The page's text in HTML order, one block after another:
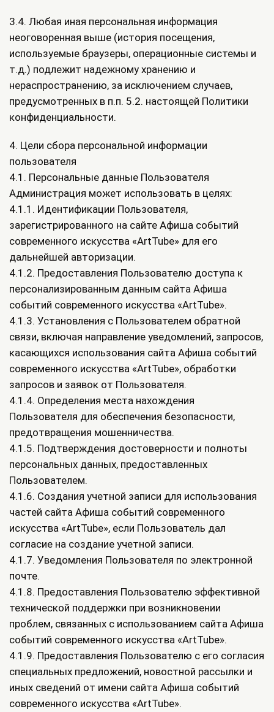
3.4. Любая иная персональная информация
неоговоренная выше (история посещения,
используемые браузеры, операционные системы и
т.д.) подлежит надежному хранению и
нераспространению, за исключением случаев,
предусмотренных в п.п. 5.2. настоящей Политики
конфиденциальности.
4. Цели сбора персональной информации
пользователя
4.1. Персональные данные Пользователя
Администрация может использовать в целях:
4.1.1. Идентификации Пользователя,
зарегистрированного на сайте Афиша событий
современного искусства «ArtTube» для его
дальнейшей авторизации.
4.1.2. Предоставления Пользователю доступа к
персонализированным данным сайта Афиша
событий современного искусства «ArtTube».
4.1.3. Установления с Пользователем обратной
связи, включая направление уведомлений, запросов,
касающихся использования сайта Афиша событий
современного искусства «ArtTube», обработки
запросов и заявок от Пользователя.
4.1.4. Определения места нахождения
Пользователя для обеспечения безопасности,
предотвращения мошенничества.
4.1.5. Подтверждения достоверности и полноты
персональных данных, предоставленных
Пользователем.
4.1.6. Создания учетной записи для использования
частей сайта Афиша событий современного
искусства «ArtTube», если Пользователь дал
согласие на создание учетной записи.
4.1.7. Уведомления Пользователя по электронной
почте.
4.1.8. Предоставления Пользователю эффективной
технической поддержки при возникновении
проблем, связанных с использованием сайта Афиша
событий современного искусства «ArtTube».
4.1.9. Предоставления Пользователю с его согласия
специальных предложений, новостной рассылки и
иных сведений от имени сайта Афиша событий
современного искусства «ArtTube».